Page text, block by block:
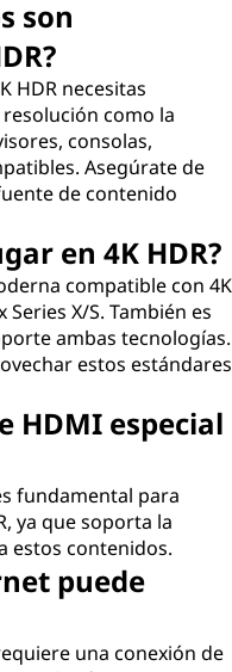
son
HDR necesitas
como la
consolas,
Asegúrate de
de contenido
en 4K HDR?
compatible con 4K
X/S. También es
ambas tecnologías.
estos estándares
HDMI especial
fundamental para
ya que soporta la
estos contenidos.
puede
una conexión de